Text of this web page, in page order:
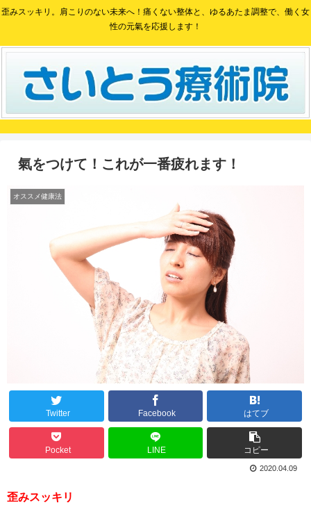
歪みスッキリ。肩こりのない未来へ！痛くない整体と、ゆるあたま調整で、働く女
性の元氣を応援します！
氣をつけて！これが一番疲れます！
オススメ健康法
Twitter Facebook はてブ
Pocket LINE コピー
2020.04.09
歪みスッキリ